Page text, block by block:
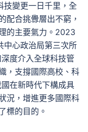
技變更一日千里，全
配合挑釁層出不窮，
的主要氣力。2023
中心政治局第三次所
度介入全球科技管
，支撐國際高校、科
在新時代下構成具
況，增進更多國際科
標的目的。